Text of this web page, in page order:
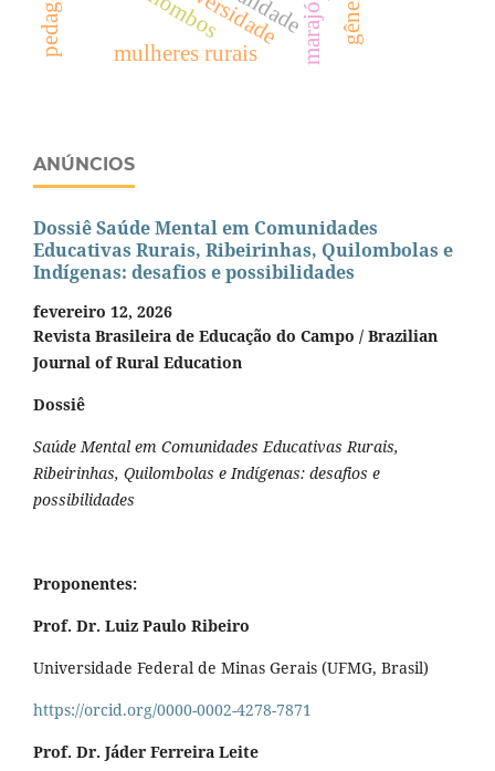
mulheres rurais marajó
ANÚNCIOS
Dossiê Saúde Mental em Comunidades
Educativas Rurais, Ribeirinhas, Quilombolas e
Indígenas: desafios e possibilidades
fevereiro 12, 2026
Revista Brasileira de Educação do Campo / Brazilian
Journal of Rural Education
Dossiê
Saúde Mental em Comunidades Educativas Rurais,
Ribeirinhas, Quilombolas e Indígenas: desafios e
possibilidades
Proponentes:
Prof. Dr. Luiz Paulo Ribeiro
Universidade Federal de Minas Gerais (UFMG, Brasil)
https://orcid.org/0000-0002-4278-7871
Prof. Dr. Jáder Ferreira Leite